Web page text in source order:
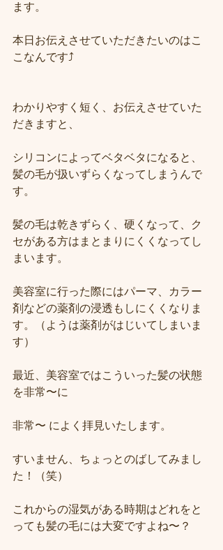
ます。
本日お伝えさせていただきたいのはこ
こなんです⤴︎
わかりやすく短く、お伝えさせていた
だきますと、
シリコンによってベタベタになると、
髪の毛が扱いずらくなってしまうんで
す。
髪の毛は乾きずらく、硬くなって、ク
セがある方はまとまりにくくなってし
まいます。
美容室に行った際にはパーマ、カラー
剤などの薬剤の浸透もしにくくなりま
す。（ようは薬剤がはじいてしまいま
す）
最近、美容室ではこういった髪の状態
を非常〜に
非常〜 によく拝見いたします。
すいません、ちょっとのばしてみまし
た！（笑）
これからの湿気がある時期はどれをと
っても髪の毛には大変ですよね〜？